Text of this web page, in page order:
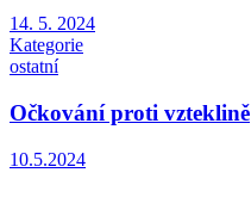
14. 5. 2024
Kategorie
ostatní
Očkování proti vzteklině
10.5.2024